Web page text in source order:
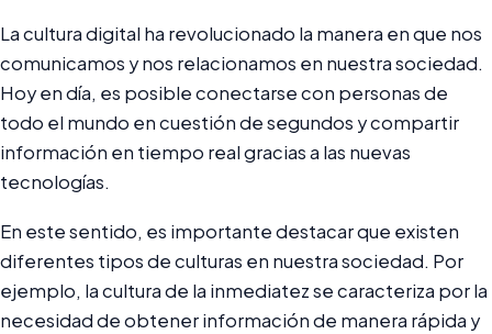
La cultura digital ha revolucionado la manera en que nos
comunicamos y nos relacionamos en nuestra sociedad.
Hoy en día, es posible conectarse con personas de
todo el mundo en cuestión de segundos y compartir
información en tiempo real gracias a las nuevas
tecnologías.
En este sentido, es importante destacar que existen
diferentes tipos de culturas en nuestra sociedad. Por
ejemplo, la cultura de la inmediatez se caracteriza por la
necesidad de obtener información de manera rápida y